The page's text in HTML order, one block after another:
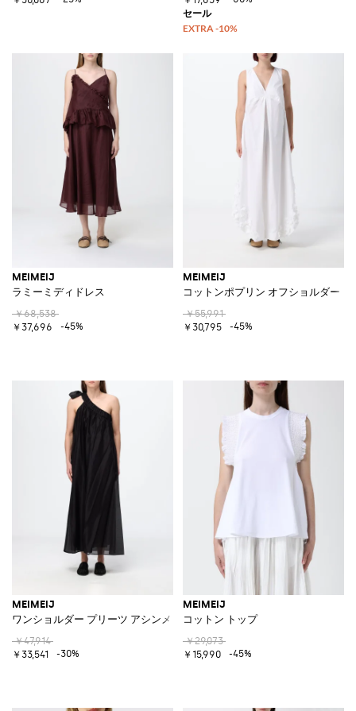
MEIMEIJ
ラミーミディドレス
￥68,538
￥37,696
-45%
MEIMEIJ
コットンポプリン オフショルダー
￥55,991
￥30,795
-45%
MEIMEIJ
ワンショルダー プリーツ アシンメトリー ミディカクテルドレス
￥47,914
￥33,541
-30%
MEIMEIJ
コットン トップ
￥29,073
￥15,990
-45%